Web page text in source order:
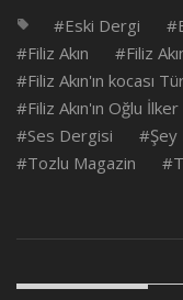
Eski Dergi
Filiz Akın
Filiz
Filiz Akın'ın kocası
Filiz Akın'ın Oğlu
Ses Dergisi
Tozlu Magazin